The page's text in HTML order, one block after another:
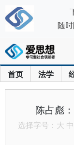
首页 法学
陈占彪
选择字号： 大 中
随